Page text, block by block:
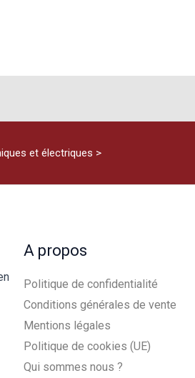
et électriques >
A propos
Politique de confidentialité
Conditions générales de vente
Mentions légales
Politique de cookies (UE)
Qui sommes nous ?